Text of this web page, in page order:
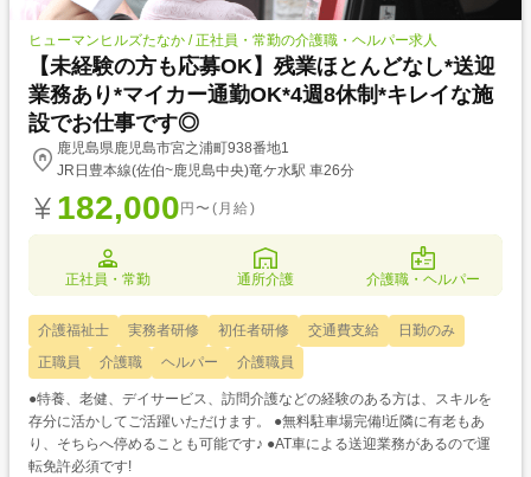
ヒューマンヒルズたなか / 正社員・常勤の介護職・ヘルパー求人
【未経験の方も応募OK】残業ほとんどなし*送迎
業務あり*マイカー通勤OK*4週8休制*キレイな施
設でお仕事です◎
鹿児島県鹿児島市宮之浦町938番地1
JR日豊本線(佐伯~鹿児島中央)竜ケ水駅 車26分
182,000 円〜(月給)
正社員・常勤 通所介護 介護職・ヘルパー
介護福祉士 実務者研修 初任者研修 交通費支給
日勤のみ
正職員
介護職 ヘルパー 介護職員
●特養、老健、デイサービス、訪問介護などの経験のある方は、スキルを
存分に活かしてご活躍いただけます。 ●無料駐車場完備!近隣に有老もあ
り、そちらへ停めることも可能です♪ ●AT車による送迎業務があるので運
転免許必須です!